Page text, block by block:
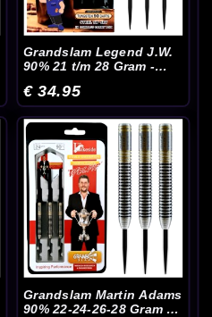
Grandslam Legend J.W.
90% 21 t/m 28 Gram -
€ 34.95
Grandslam Martin Adams
90% 22-24-26-28 Gram -